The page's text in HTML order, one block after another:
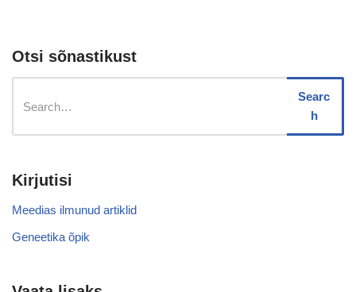
Otsi sõnastikust
Searc
h
Kirjutisi
Meedias ilmunud artiklid
Geneetika õpik